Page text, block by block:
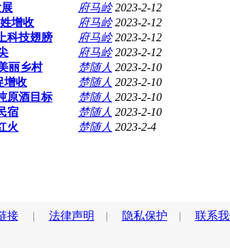
府马岭 2023-2-12
增收 府马岭 2023-2-12
科技翅膀 府马岭 2023-2-12
府马岭 2023-2-12
丽乡村 楚随人 2023-2-10
增收 楚随人 2023-2-10
原酒目标 楚随人 2023-2-10
宿 楚随人 2023-2-10
火 楚随人 2023-2-4
接| 法律声明 | 隐私保护 | 联系